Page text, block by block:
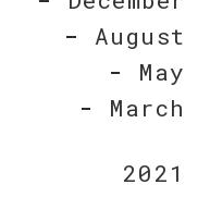
August
May
March
2021